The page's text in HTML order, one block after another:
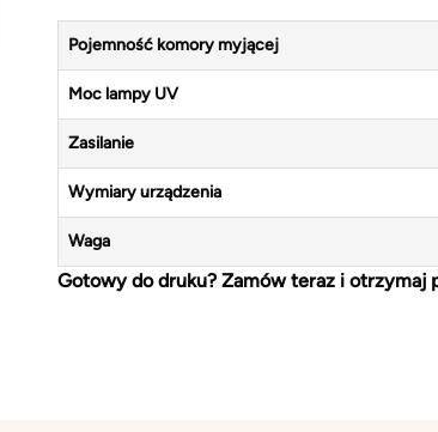
Pojemność komory myjącej
Moc lampy UV
Zasilanie
Wymiary urządzenia
Waga
Gotowy do druku? Zamów teraz i otrzymaj